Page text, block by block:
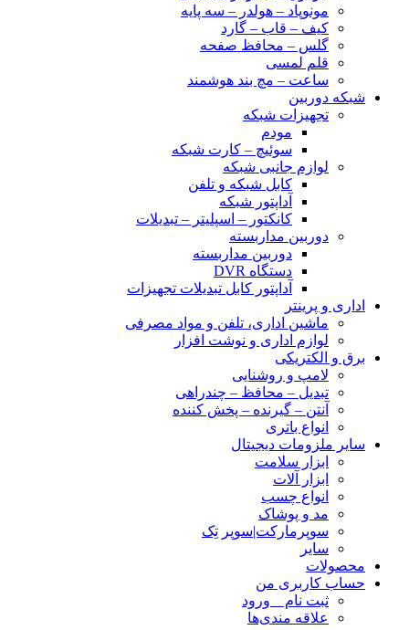
مونوپاد – هولدر – سه پایه
کیف – قاب – گارد
گلس – محافظ صفحه
قلم لمسی
ساعت – مچ بند هوشمند
شبکه دوربین
تجهیزات شبکه
مودم
سوئیچ – کارت شبکه
لوازم جانبی شبکه
کابل شبکه و تلفن
آداپتور شبکه
کانکتور – اسپلیتر – تبدیلات
دوربین مداربسته
دوربین مداربسته
دستگاه DVR
آداپتور کابل تبدیلات تجهیزات
اداری و پرینتر
ماشین اداری، تلفن و مواد مصرفی
لوازم اداری و نوشت افزار
برق و الکتریکی
لامپ و روشنایی
تبدیل – محافظ – چندراهی
آنتن – گیرنده – پخش کننده
انواع باتری
سایر ملزومات دیجیتال
ابزار سلامت
ابزار آلات
انواع چسب
مد و پوشاک
سوپرمارکت|سوپر تِک
سایر
محصولات
حساب کاربری من
ثبت نام _ ورود
علاقه مندی‌ها